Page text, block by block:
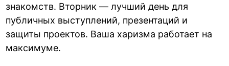
знакомств. Вторник — лучший день для
публичных выступлений, презентаций и
защиты проектов. Ваша харизма работает на
максимуме.